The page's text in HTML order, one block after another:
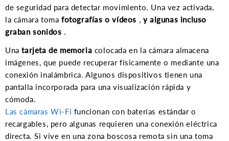
de seguridad para detectar movimiento. Una vez activada,
la cámara toma fotografías o vídeos , y algunas incluso
graban sonidos .
Unatarjeta de memoria colocada en la cámara almacena
imágenes, que puede recuperar físicamente o mediante una
conexión inalámbrica. Algunos dispositivos tienen una
pantalla incorporada para una visualización rápida y
cómoda.
Las cámaras Wi-Fi funcionan con baterías estándar o
recargables, pero algunas requieren una conexión eléctrica
directa. Si vive en una zona boscosa remota sin una toma